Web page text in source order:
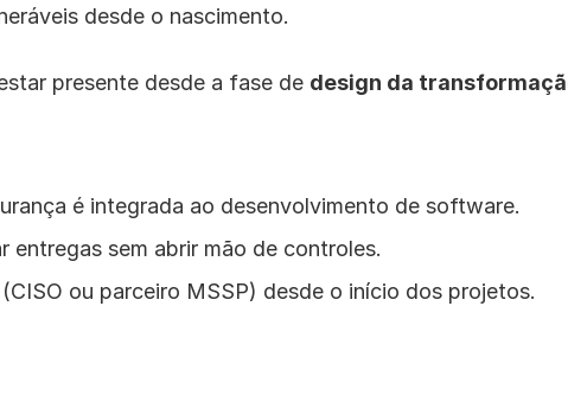
desde o nascimento.
presente desde a fase de design da
é integrada ao desenvolvimento de software.
entregas sem abrir mão de controles.
(CISO ou parceiro MSSP) desde o início dos projetos.